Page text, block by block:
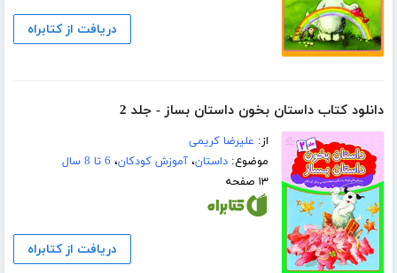
دریافت از کتابراه
دانلود کتاب داستان بخون داستان بساز - جلد 2
از: علیرضا کریمی
موضوع:داستان،آموزش کودکان، 6 تا 8 سال
۱۳ صفحه
دریافت از کتابراه